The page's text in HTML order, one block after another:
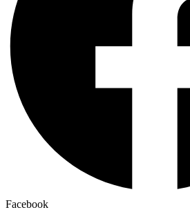
Facebook